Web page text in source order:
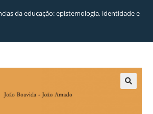
da educação: epistemologia, identidade e